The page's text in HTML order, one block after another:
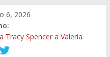
6, 2026
Tracy Spencer a Valeria